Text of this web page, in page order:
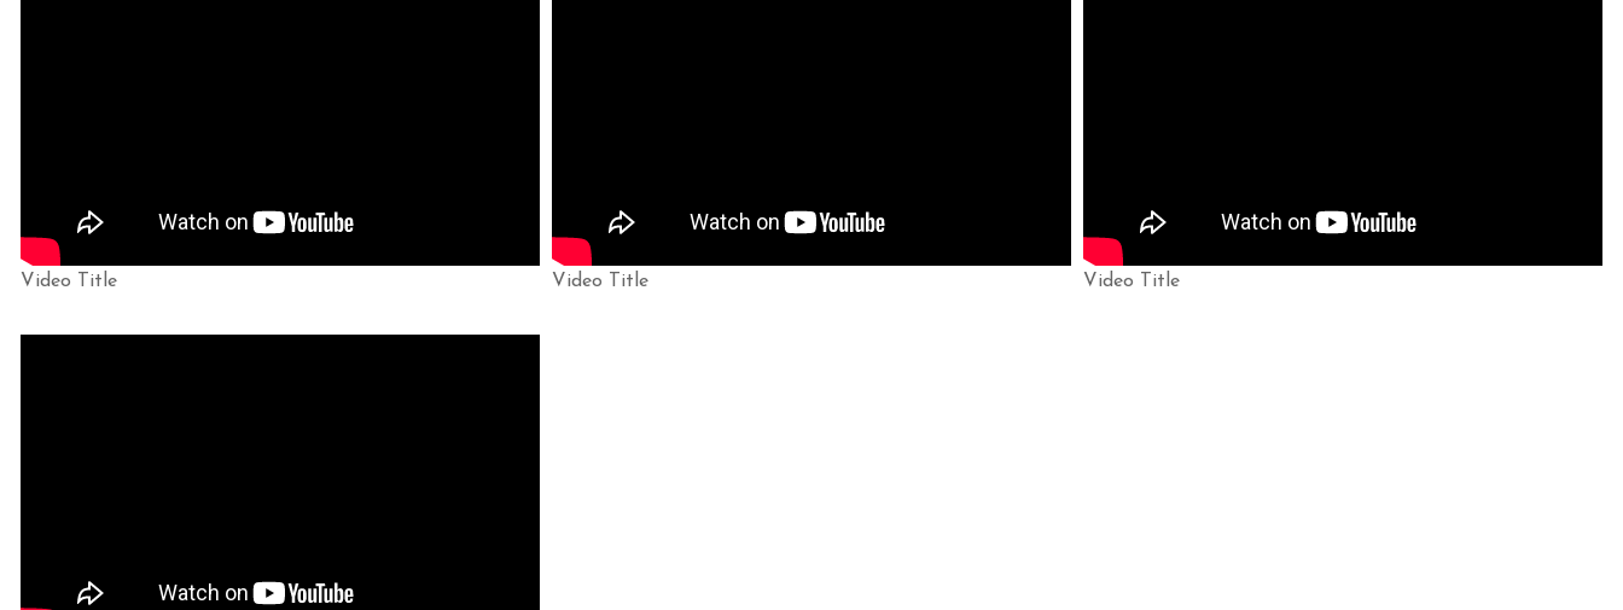
Video Title Video Title Video Title